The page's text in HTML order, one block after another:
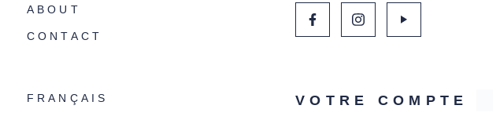
ABOUT
CONTACT
FRANÇAIS VOTRE COMPTE